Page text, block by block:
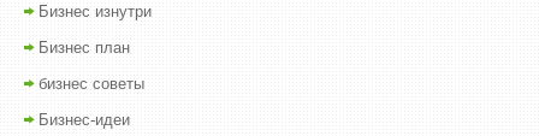
Бизнес изнутри
Бизнес план
бизнес советы
Бизнес-идеи